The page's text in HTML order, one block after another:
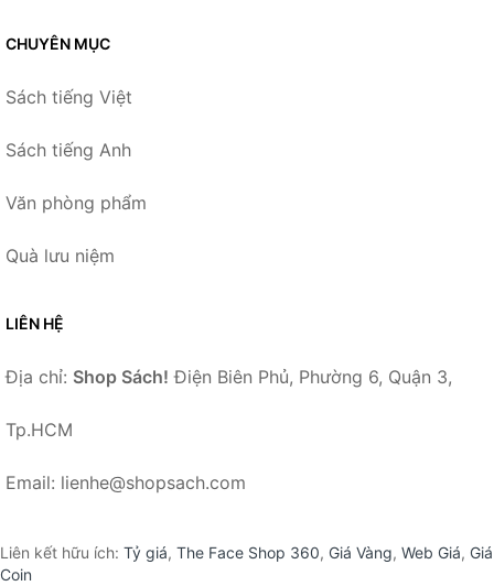
CHUYÊN MỤC
Sách tiếng Việt
Sách tiếng Anh
Văn phòng phẩm
Quà lưu niệm
LIÊN HỆ
Địa chỉ: Shop Sách! Điện Biên Phủ, Phường 6, Quận 3,
Tp.HCM
Email: lienhe@shopsach.com
Liên kết hữu ích: Tỷ giá, The Face Shop 360, Giá Vàng, Web Giá, Giá
Coin